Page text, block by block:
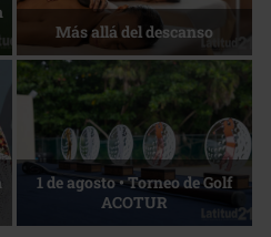
Energía que Impulsa la
competitividad
La esencia del servicio